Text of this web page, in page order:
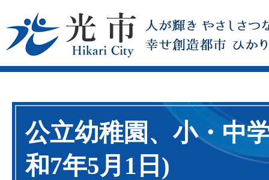
公立幼稚園、小・中
和7年5月1日)